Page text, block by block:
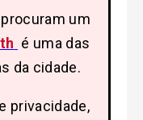
um
é uma das
da cidade.
privacidade,